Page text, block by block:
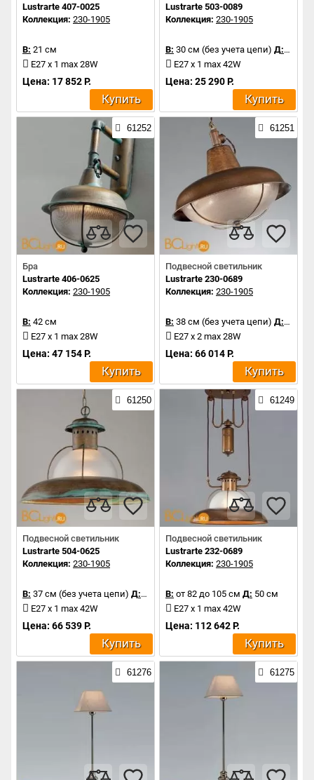
Lustrarte 407-0025
Коллекция: 230-1905
В: 21 см
E27 x 1 max 28W
Цена: 17 852 Р.
Купить
Lustrarte 503-0089
Коллекция: 230-1905
В: 30 см (без учета цепи) Д:36 см
E27 x 1 max 42W
Цена: 25 290 Р.
Купить
61252
Бра
Lustrarte 406-0625
Коллекция: 230-1905
В: 42 см
E27 x 1 max 28W
Цена: 47 154 Р.
Купить
61251
Подвесной светильник
Lustrarte 230-0689
Коллекция: 230-1905
В: 38 см (без учета цепи) Д:40 см
E27 x 2 max 28W
Цена: 66 014 Р.
Купить
61250
Подвесной светильник
Lustrarte 504-0625
Коллекция: 230-1905
В: 37 см (без учета цепи) Д:59 см
E27 x 1 max 42W
Цена: 66 539 Р.
Купить
61249
Подвесной светильник
Lustrarte 232-0689
Коллекция: 230-1905
В: от 82 до 105 см Д: 50 см
E27 x 1 max 42W
Цена: 112 642 Р.
Купить
61276 61275